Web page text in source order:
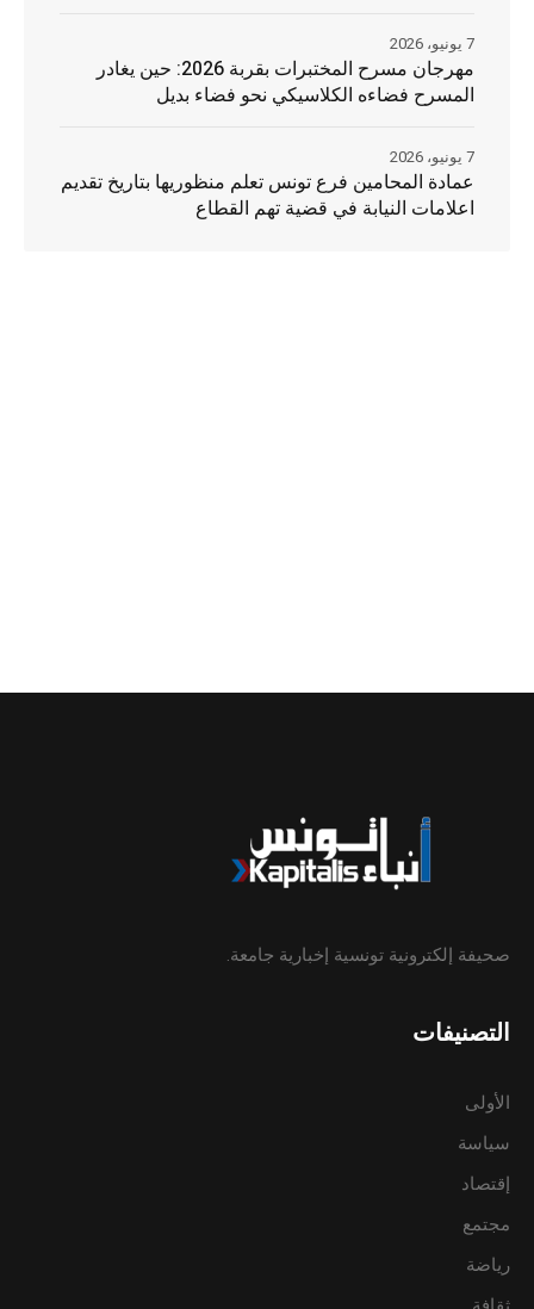
مهرجان مسرح المختبرات بقربة 2026: حين يغادر
المسرح فضاءه الكلاسيكي نحو فضاء بديل
7 يونيو، 2026
عمادة المحامين فرع تونس تعلم منظوريها بتاريخ تقديم
اعلامات النيابة في قضية تهم القطاع
7 يونيو، 2026
صحيفة إلكترونية تونسية إخبارية جامعة.
التصنيفات
الأولى
سياسة
إقتصاد
مجتمع
رياضة